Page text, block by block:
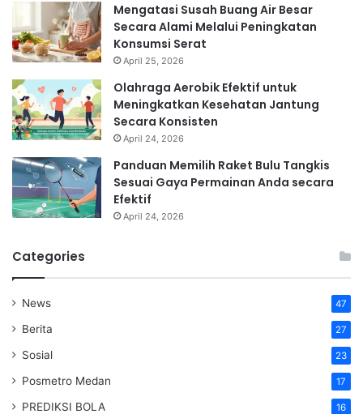
Mengatasi Susah Buang Air Besar
Secara Alami Melalui Peningkatan
Konsumsi Serat
April 25, 2026
Olahraga Aerobik Efektif untuk
Meningkatkan Kesehatan Jantung
Secara Konsisten
April 24, 2026
Panduan Memilih Raket Bulu Tangkis
Sesuai Gaya Permainan Anda secara
Efektif
April 24, 2026
Categories
News 47
Berita 27
Sosial 23
Posmetro Medan 17
PREDIKSI BOLA 16